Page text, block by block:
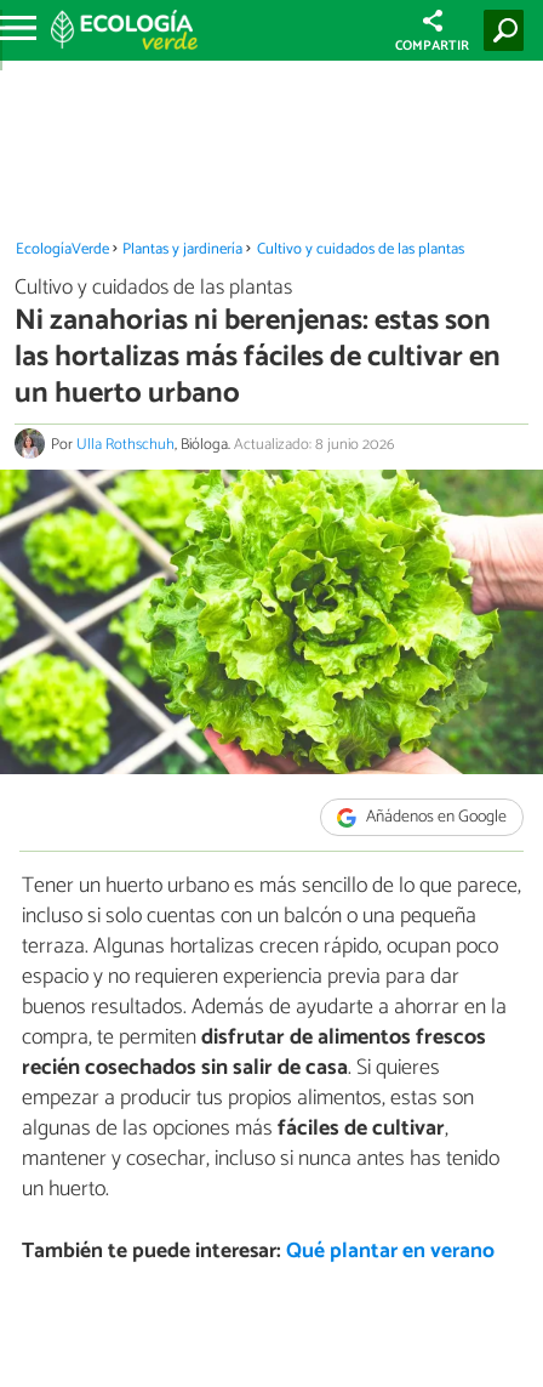
COMPARTIR
EcologíaVerde Plantas y jardinería Cultivo y cuidados de las plantas
Cultivo y cuidados de las plantas
Ni zanahorias ni berenjenas: estas son
las hortalizas más fáciles de cultivar en
un huerto urbano
PorUlla Rothschuh, Bióloga.Actualizado: 8 junio 2026
Añádenos en Google
Tener un huerto urbano es más sencillo de lo que parece,
incluso si solo cuentas con un balcón o una pequeña
terraza. Algunas hortalizas crecen rápido, ocupan poco
espacio y no requieren experiencia previa para dar
buenos resultados. Además de ayudarte a ahorrar en la
compra, te permitendisfrutar de alimentos frescos
recién cosechados sin salir de casa. Si quieres
empezar a producir tus propios alimentos, estas son
algunas de las opciones másfáciles de cultivar,
mantener y cosechar, incluso si nunca antes has tenido
un huerto.
También te puede interesar:Qué plantar en verano